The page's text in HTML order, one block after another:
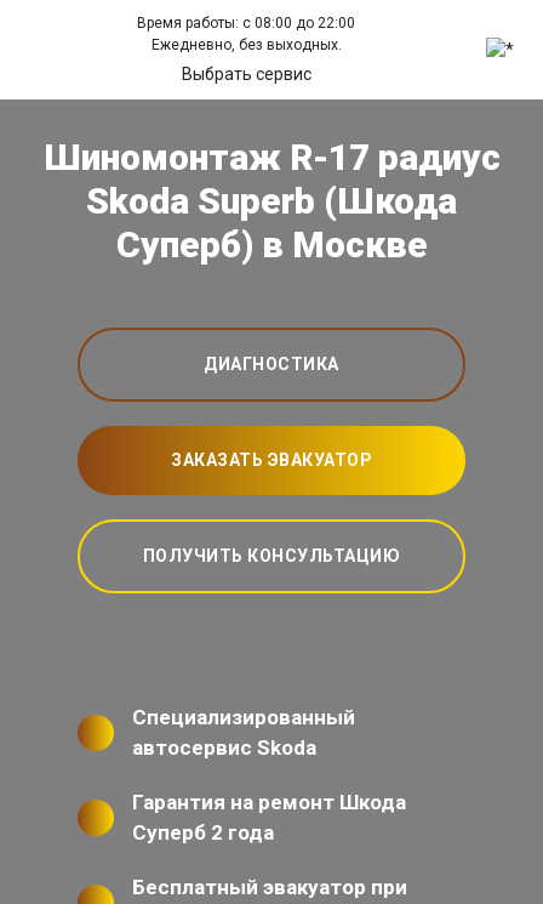
Время работы: с 08:00 до 22:00
Ежедневно, без выходных.
Выбрать сервис
Шиномонтаж R-17 радиус
Skoda Superb (Шкода
Суперб) в Москве
ДИАГНОСТИКА
ЗАКАЗАТЬ ЭВАКУАТОР
ПОЛУЧИТЬ КОНСУЛЬТАЦИЮ
Специализированный
автосервис Skoda
Гарантия на ремонт Шкода
Суперб 2 года
Бесплатный эвакуатор при